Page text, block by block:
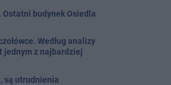
budynek Osiedla
Według analizy
jednym z najbardziej
są utrudnienia